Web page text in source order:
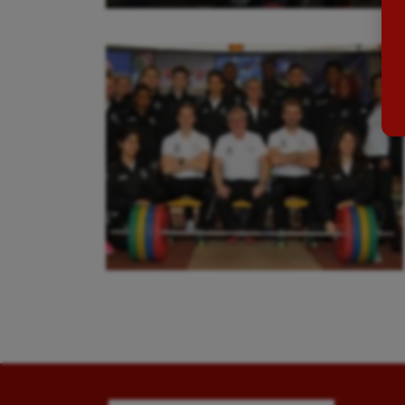
Ballon au poing
Baseball
Billard
Boules lyonnaises
Canoë-kayak
Cerf Volant
Cheerleading
Course à pied
Flag
Futsal
Golf